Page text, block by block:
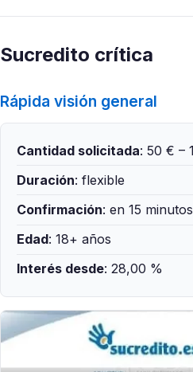
Sucredito crítica
Rápida visión general
Cantidad solicitada: 50 € –
Duración: flexible
Confirmación: en 15 minutos
Edad: 18+ años
Interés desde: 28,00 %